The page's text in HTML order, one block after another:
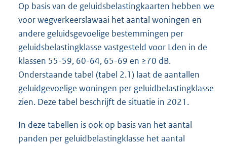
e
r
n
e
l
i
n
k
Op basis van de geluidsbelastingkaarten hebben we
voor wegverkeerslawaai het aantal woningen en
andere geluidsgevoelige bestemmingen per
geluidsbelastingklasse vastgesteld voor Lden in de
klassen 55-59, 60-64, 65-69 en ≥70 dB.
Onderstaande tabel (tabel 2.1) laat de aantallen
geluidgevoelige woningen per geluidbelastingklasse
zien. Deze tabel beschrijft de situatie in 2021.
In deze tabellen is ook op basis van het aantal
panden per geluidbelastingklasse het aantal